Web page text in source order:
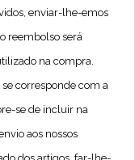
enviar-lhe-emos
reembolso será
na compra.
corresponde com a
se de incluir na
aos nossos